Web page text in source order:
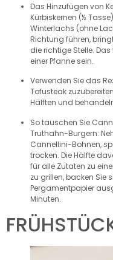
Das Hinzufügen von
Kürbiskernen (½
Winterlachs (ohne
Richtung führen,
die richtige Stelle.
einer Pfanne sein.
Verwenden Sie das
Tofusteak
Hälften und
So tauschen Sie
Truthahn-Burgern:
Cannellini-Bohnen,
trocken. Die Hälfte
für alle Zutaten zu
zu grillen, backen Sie
Pergamentpapier
Minuten.